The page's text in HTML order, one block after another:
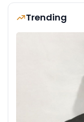
Trending